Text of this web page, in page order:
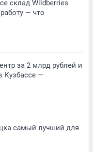
склад Wildberries
— что
за 2 млрд рублей и
Кузбассе —
самый лучший для